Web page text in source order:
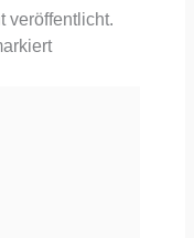
veröffentlicht.